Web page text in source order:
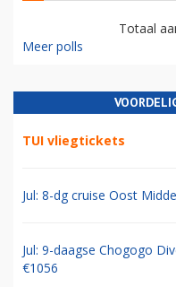
Totaal
Meer polls
TUI vliegtickets
Jul: 8-dg cruise Oost
Jul: 9-daagse Chogogo
€1056